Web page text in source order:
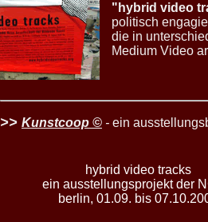
"hybrid video
politisch
die in
Medium Video
>> Kunstcoop © - ein
hybrid video tracks
ein ausstellungsprojekt der
berlin, 01.09. bis